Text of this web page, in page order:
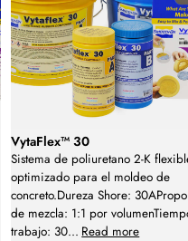
VytaFlex™ 30
Sistema de poliuretano 2-K
optimizado para el moldeo de
concreto.Dureza Shore:
de mezcla: 1:1 por
trabajo: 30... Read more